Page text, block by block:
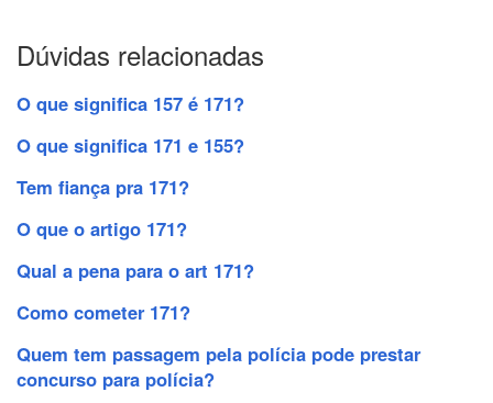
Dúvidas relacionadas
O que significa 157 é 171?
O que significa 171 e 155?
Tem fiança pra 171?
O que o artigo 171?
Qual a pena para o art 171?
Como cometer 171?
Quem tem passagem pela polícia pode prestar
concurso para polícia?